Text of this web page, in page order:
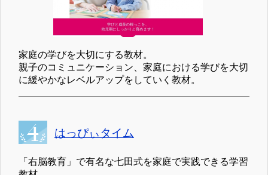
家庭の学びを大切にする教材。
親子のコミュニケーション、家庭における学びを大切
に緩やかなレベルアップをしていく教材。
はっぴぃタイム
「右脳教育」で有名な七田式を家庭で実践できる学習